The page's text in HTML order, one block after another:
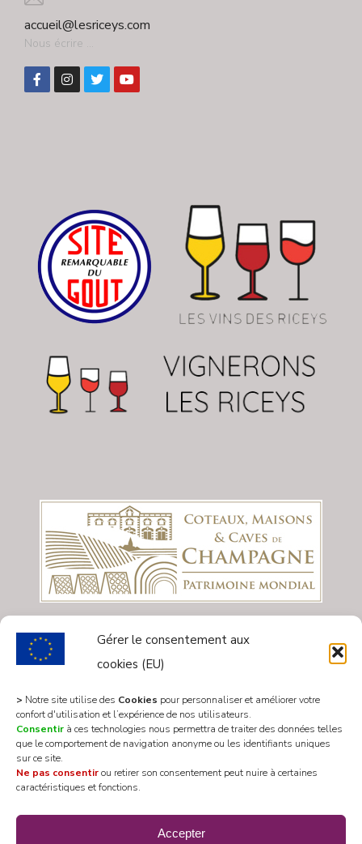
Gérer le consentement aux
cookies (EU)
> Notre site utilise des Cookies pour personnaliser et améliorer votre
confort d'utilisation et l’expérience de nos utilisateurs.
Consentir à ces technologies nous permettra de traiter des données telles
que le comportement de navigation anonyme ou les identifiants uniques
sur ce site.
Ne pas consentirou retirer son consentement peut nuire à certaines
caractéristiques et fonctions.
Accepter
accueil@lesriceys.com
Nous écrire ...
All rights reserved 2020 © Mairie Les Riceys